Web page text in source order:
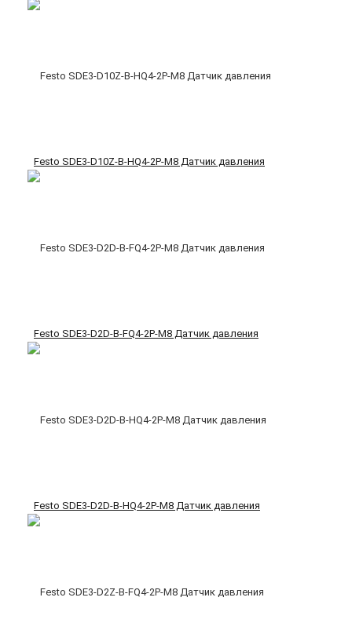
Festo SDE3-D10Z-B-HQ4-2P-M8 Датчик давления
Festo SDE3-D2D-B-FQ4-2P-M8 Датчик давления
Festo SDE3-D2D-B-HQ4-2P-M8 Датчик давления